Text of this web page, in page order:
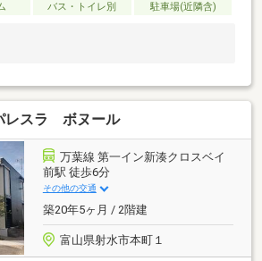
バス・トイレ別 駐車場(近隣含)
レスラ ボヌール
万葉線 第一イン新湊クロスベイ
前駅 徒歩6分
その他の交通
築20年5ヶ月 / 2階建
富山県射水市本町１